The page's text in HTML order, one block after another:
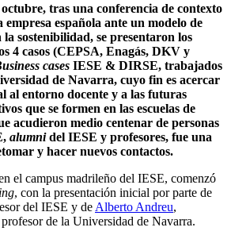
tras una conferencia de contexto
empresa española ante un modelo de
la sostenibilidad, se presentaron los
4 casos (CEPSA, Enagás, DKV y
cases IESE & DIRSE, trabajados
de Navarra, cuyo fin es acercar
al entorno docente y a las futuras
que se formen en las escuelas de
acudieron medio centenar de personas
alumnidel IESE y profesores, fue una
y hacer nuevos contactos.
el campus madrileño del IESE, comenzó
, con la presentación inicial por parte de
del IESE y de Alberto Andreu,
de la Universidad de Navarra.